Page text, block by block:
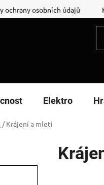
ochrany osobních údajů
Elektro
/ Krájení a mletí